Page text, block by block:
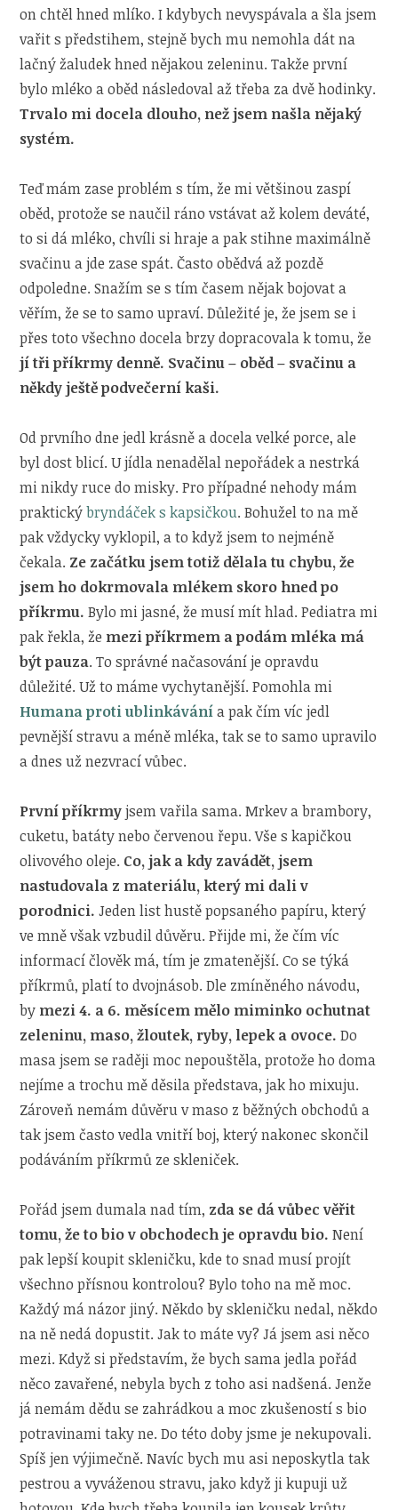
on chtěl hned mlíko. I kdybych nevyspávala a šla jsem
vařit s předstihem, stejně bych mu nemohla dát na
lačný žaludek hned nějakou zeleninu. Takže první
bylo mléko a oběd následoval až třeba za dvě hodinky.
Trvalo mi docela dlouho, než jsem našla nějaký
systém.
Teď mám zase problém s tím, že mi většinou zaspí
oběd, protože se naučil ráno vstávat až kolem deváté,
to si dá mléko, chvíli si hraje a pak stihne maximálně
svačinu a jde zase spát. Často obědvá až pozdě
odpoledne. Snažím se s tím časem nějak bojovat a
věřím, že se to samo upraví. Důležité je, že jsem se i
přes toto všechno docela brzy dopracovala k tomu, že
jí tři příkrmy denně. Svačinu – oběd – svačinu a
někdy ještě podvečerní kaši.
Od prvního dne jedl krásně a docela velké porce, ale
byl dost blicí. U jídla nenadělal nepořádek a nestrká
mi nikdy ruce do misky. Pro případné nehody mám
praktickýbryndáček s kapsičkou. Bohužel to na mě
pak vždycky vyklopil, a to když jsem to nejméně
čekala. Ze začátku jsem totiž dělala tu chybu, že
jsem ho dokrmovala mlékem skoro hned po
příkrmu. Bylo mi jasné, že musí mít hlad. Pediatra mi
pak řekla, že mezi příkrmem a podám mléka má
být pauza. To správné načasování je opravdu
důležité. Už to máme vychytanější. Pomohla mi
Humana proti ublinkávánía pak čím víc jedl
pevnější stravu a méně mléka, tak se to samo upravilo
a dnes už nezvrací vůbec.
První příkrmyjsem vařila sama. Mrkev a brambory,
cuketu, batáty nebo červenou řepu. Vše s kapičkou
olivového oleje. Co, jak a kdy zavádět, jsem
nastudovala z materiálu, který mi dali v
porodnici. Jeden list hustě popsaného papíru, který
ve mně však vzbudil důvěru. Přijde mi, že čím víc
informací člověk má, tím je zmatenější. Co se týká
příkrmů, platí to dvojnásob. Dle zmíněného návodu,
by mezi 4. a 6. měsícem mělo miminko ochutnat
zeleninu, maso, žloutek, ryby, lepek a ovoce. Do
masa jsem se raději moc nepouštěla, protože ho doma
nejíme a trochu mě děsila představa, jak ho mixuju.
Zároveň nemám důvěru v maso z běžných obchodů a
tak jsem často vedla vnitří boj, který nakonec skončil
podáváním příkrmů ze skleniček.
Pořád jsem dumala nad tím, zda se dá vůbec věřit
tomu, že to bio v obchodech je opravdu bio. Není
pak lepší koupit skleničku, kde to snad musí projít
všechno přísnou kontrolou? Bylo toho na mě moc.
Každý má názor jiný. Někdo by skleničku nedal, někdo
na ně nedá dopustit. Jak to máte vy? Já jsem asi něco
mezi. Když si představím, že bych sama jedla pořád
něco zavařené, nebyla bych z toho asi nadšená. Jenže
já nemám dědu se zahrádkou a moc zkušeností s bio
potravinami taky ne. Do této doby jsme je nekupovali.
Spíš jen výjimečně. Navíc bych mu asi neposkytla tak
pestrou a vyváženou stravu, jako když ji kupuji už